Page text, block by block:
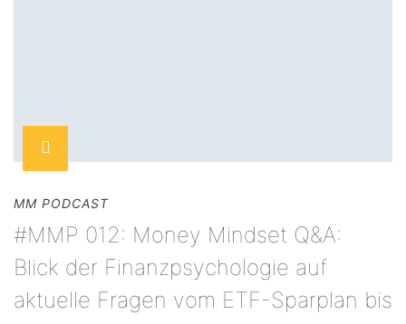
MM PODCAST
#MMP 012: Money Mindset Q&A:
Blick der Finanzpsychologie auf
aktuelle Fragen vom ETF-Sparplan bis